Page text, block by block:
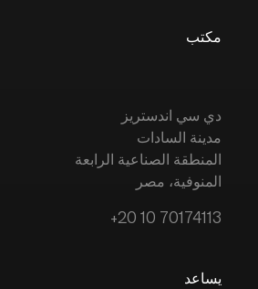
مكتب
دي سي اندستريز
مدينة السادات
المنطقة الصناعية الرابعة
المنوفية، مصر
+20 10 70174113
يساعد